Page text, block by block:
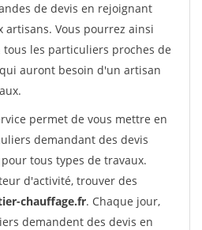
de devis en rejoignant
artisans. Vous pourrez ainsi
tous les particuliers proches de
auront besoin d'un artisan
permet de vous mettre en
demandant des devis
tous types de travaux.
d'activité, trouver des
chauffage.fr. Chaque jour,
demandent des devis en